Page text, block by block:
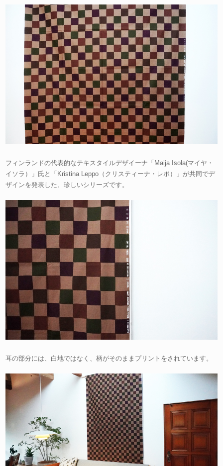
フィンランドの代表的なテキスタイルデザイーナ「Maija Isola(マイヤ・
イソラ）」氏と「Kristina Leppo（クリスティーナ・レポ）」が共同でデ
ザインを発表した、珍しいシリーズです。
耳の部分には、白地ではなく、柄がそのままプリントをされています。